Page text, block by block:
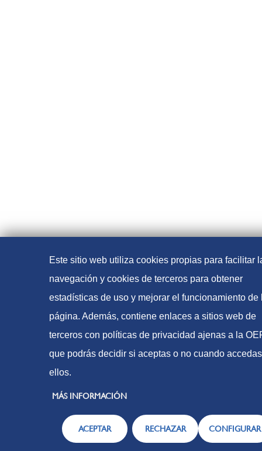
Este sitio web utiliza cookies propias para facilitar
navegación y cookies de terceros para obtener
estadísticas de uso y mejorar el funcionamiento de
página. Además, contiene enlaces a sitios web de
terceros con políticas de privacidad ajenas a la
que podrás decidir si aceptas o no cuando
ellos.
MÁS INFORMACIÓN
ACEPTAR RECHAZAR CONFIGURAR